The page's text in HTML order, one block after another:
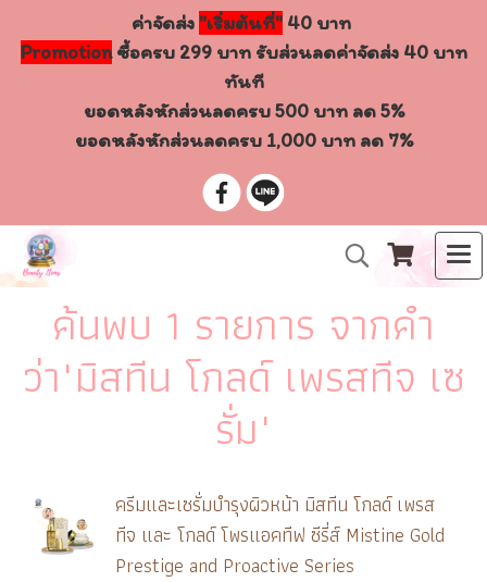
ค่าจัดส่ง "เริ่มต้นที่" 40 บาท
Promotionซื้อครบ 299 บาท รับส่วนลดค่าจัดส่ง 40 บาท
ทันที
ยอดหลังหักส่วนลดครบ 500 บาท ลด 5%
ยอดหลังหักส่วนลดครบ 1,000 บาท ลด 7%
ค้นพบ 1 รายการ จากคำ
ว่า"มิสทีน โกลด์ เพรสทีจ เซ
รั่ม"
ครีมและเซรั่มบำรุงผิวหน้า มิสทีน โกลด์ เพรส
ทีจ และ โกลด์ โพรแอคทีฟ ซีรี่ส์ Mistine Gold
Prestige and Proactive Series